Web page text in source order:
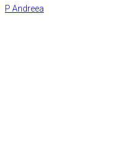
P Andreea